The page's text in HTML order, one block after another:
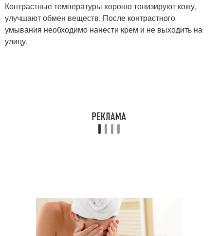
Контрастные температуры хорошо тонизируют кожу,
улучшают обмен веществ. После контрастного
умывания необходимо нанести крем и не выходить на
улицу.